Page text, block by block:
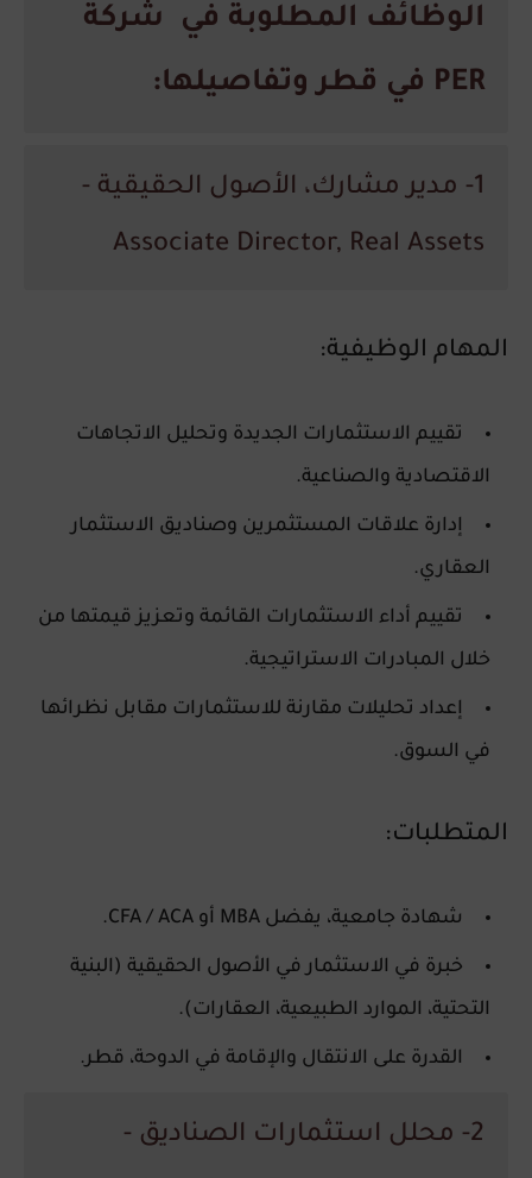
الوظائف المطلوبة في شركة
PER في قطر وتفاصيلها:
1- مدير مشارك، الأصول الحقيقية -
Associate Director, Real Assets
المهام الوظيفية:
تقييم الاستثمارات الجديدة وتحليل الاتجاهات
الاقتصادية والصناعية.
إدارة علاقات المستثمرين وصناديق الاستثمار
العقاري.
تقييم أداء الاستثمارات القائمة وتعزيز قيمتها من
خلال المبادرات الاستراتيجية.
إعداد تحليلات مقارنة للاستثمارات مقابل نظرائها
في السوق.
المتطلبات:
شهادة جامعية، يفضل MBA أو CFA / ACA .
خبرة في الاستثمار في الأصول الحقيقية (البنية
التحتية، الموارد الطبيعية، العقارات).
القدرة على الانتقال والإقامة في الدوحة، قطر.
2- محلل استثمارات الصناديق -